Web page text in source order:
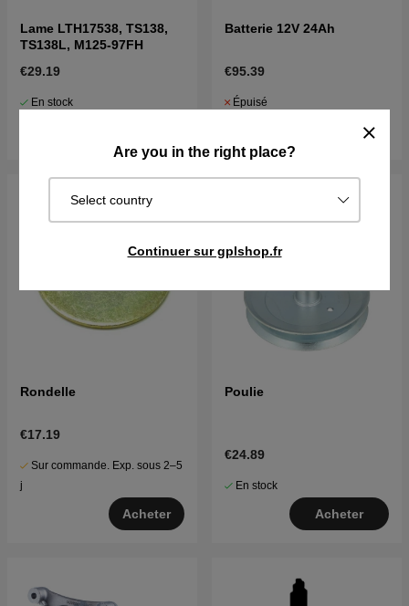
Are you in the right place?
Select country
Continuer sur gplshop.fr
Lame LTH17538, TS138,
TS138L, M125-97FH
€29.19
En stock
Batterie 12V 24Ah
€95.39
Épuisé
Rondelle
€17.19
Sur commande. Exp. sous 2–5
j
Acheter
Poulie
€24.89
En stock
Acheter